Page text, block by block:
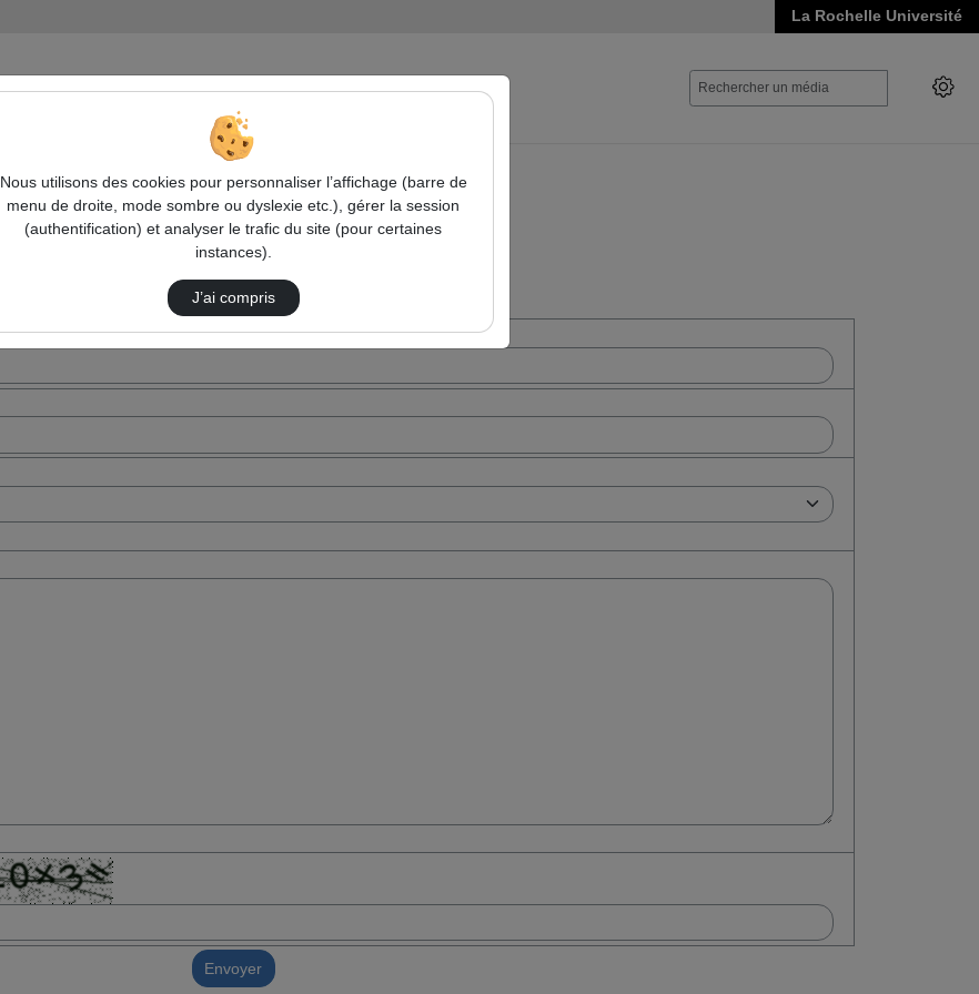
La Rochelle Université
Envoyer
Nous utilisons des cookies pour personnaliser l’affichage (barre de
menu de droite, mode sombre ou dyslexie etc.), gérer la session
(authentification) et analyser le trafic du site (pour certaines
instances).
J’ai compris